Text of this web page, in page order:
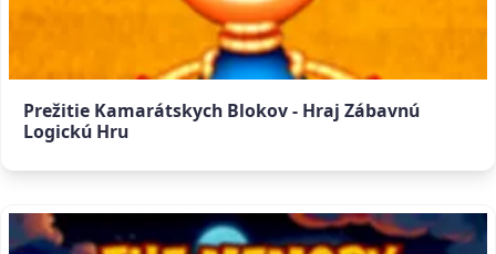
Prežitie Kamarátskych Blokov - Hraj Zábavnú
Logickú Hru